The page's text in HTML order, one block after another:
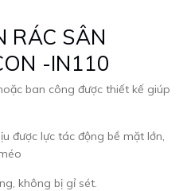
RÁC SÂN
-IN110
ban công được thiết kế giúp
được lực tác động bề mặt lớn,
không bị gỉ sét.